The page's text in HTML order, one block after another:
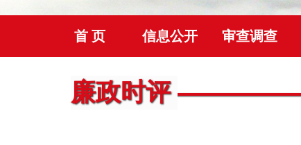
首 页 信息公开 审查调查
首页 >廉政时评 正文
廉政时评